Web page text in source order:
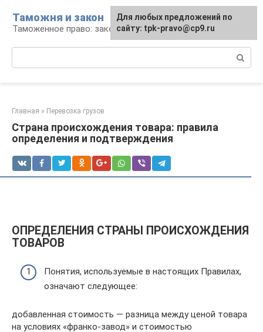
контенту
Таможня и закон
Таможенное право: законы и их применение
Главная » Перевозка грузов
Страна происхождения товара: правила
определения и подтверждения
ОПРЕДЕЛЕНИЯ СТРАНЫ ПРОИСХОЖДЕНИЯ
ТОВАРОВ
Понятия, используемые в настоящих Правилах,
означают следующее:
добавленная стоимость — разница между ценой товара
на условиях «франко-завод» и стоимостью
Для любых предложений по
сайту: tpk-pravo@cp9.ru